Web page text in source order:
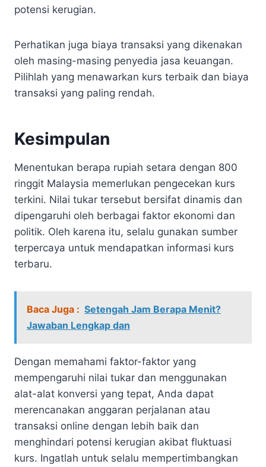
potensi kerugian.
Perhatikan juga biaya transaksi yang dikenakan
oleh masing-masing penyedia jasa keuangan.
Pilihlah yang menawarkan kurs terbaik dan biaya
transaksi yang paling rendah.
Kesimpulan
Menentukan berapa rupiah setara dengan 800
ringgit Malaysia memerlukan pengecekan kurs
terkini. Nilai tukar tersebut bersifat dinamis dan
dipengaruhi oleh berbagai faktor ekonomi dan
politik. Oleh karena itu, selalu gunakan sumber
terpercaya untuk mendapatkan informasi kurs
terbaru.
Baca Juga : Setengah Jam Berapa Menit?
Jawaban Lengkap dan
Dengan memahami faktor-faktor yang
mempengaruhi nilai tukar dan menggunakan
alat-alat konversi yang tepat, Anda dapat
merencanakan anggaran perjalanan atau
transaksi online dengan lebih baik dan
menghindari potensi kerugian akibat fluktuasi
kurs. Ingatlah untuk selalu mempertimbangkan